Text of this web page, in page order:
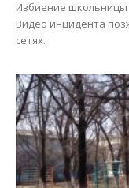
Избиение школьницы
Видео инцидента
сетях.